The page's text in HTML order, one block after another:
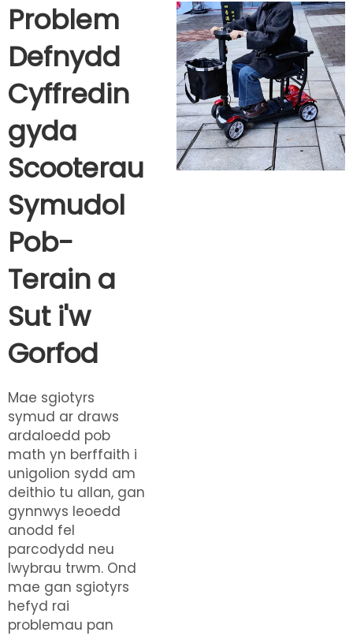
Problem
Defnydd
Cyffredin
gyda
Scooterau
Symudol
Pob-
Terain a
Sut i'w
Gorfod
Mae sgiotyrs
symud ar draws
ardaloedd pob
math yn berffaith i
unigolion sydd am
deithio tu allan, gan
gynnwys leoedd
anodd fel
parcodydd neu
lwybrau trwm. Ond
mae gan sgiotyrs
hefyd rai
problemau pan